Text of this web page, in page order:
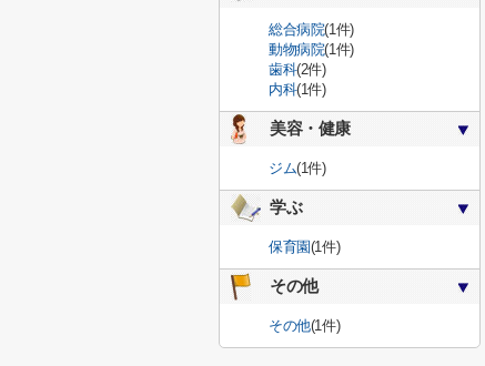
総合病院(1件)
動物病院(1件)
歯科(2件)
内科(1件)
美容・健康
ジム(1件)
学ぶ
保育園(1件)
その他
その他(1件)